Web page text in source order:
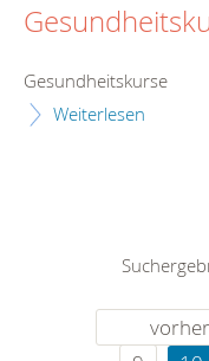
Gesundheitskurse
Weiterlesen